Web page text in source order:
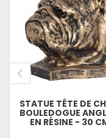
STATUE TÊTE DE
BOULEDOGUE
EN RÉSINE - 30